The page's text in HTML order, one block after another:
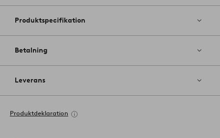
Produktspecifikation
Betalning
Leverans
Produktdeklaration